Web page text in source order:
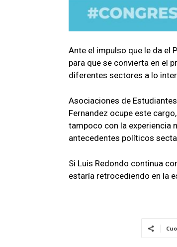
Ante el impulso que le da el
para que se convierta en el
diferentes sectores a lo
Asociaciones de
Fernandez ocupe este
tampoco con la experiencia
antecedentes políticos
Si Luis Redondo continua
estaría retrocediendo en la